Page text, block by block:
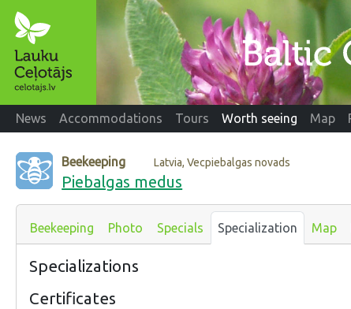
News Accommodations Tours Worth seeing Map
Beekeeping Latvia, Vecpiebalgas novads
Piebalgas medus
Beekeeping Photo Specials Specialization Map
Specializations
Certificates